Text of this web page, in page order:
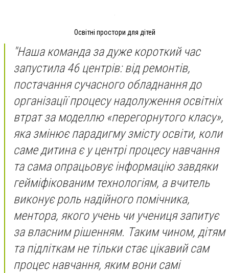
Освітні простори для дітей
"Наша команда за дуже короткий час
запустила 46 центрів: від ремонтів,
постачання сучасного обладнання до
організації процесу надолуження освітніх
втрат за моделлю «перегорнутого класу»,
яка змінює парадигму змісту освіти, коли
саме дитина є у центрі процесу навчання
та сама опрацьовує інформацію завдяки
гейміфікованим технологіям, а вчитель
виконує роль надійного помічника,
ментора, якого учень чи учениця запитує
за власним рішенням. Таким чином, дітям
та підліткам не тільки стає цікавий сам
процес навчання, яким вони самі